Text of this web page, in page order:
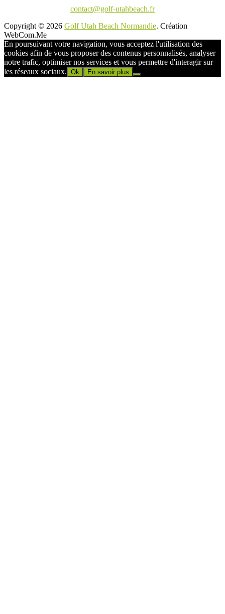
contact@golf-utahbeach.fr
Copyright © 2026 Golf Utah Beach Normandie. Création
WebCom.Me
En poursuivant votre navigation, vous acceptez l'utilisation des
cookies afin de vous proposer des contenus personnalisés, analyser
notre trafic, optimiser nos services et vous permettre d'interagir sur
les réseaux sociaux. Ok En savoir plus